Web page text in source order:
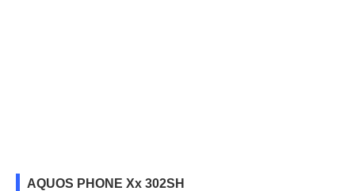
AQUOS PHONE Xx 302SH